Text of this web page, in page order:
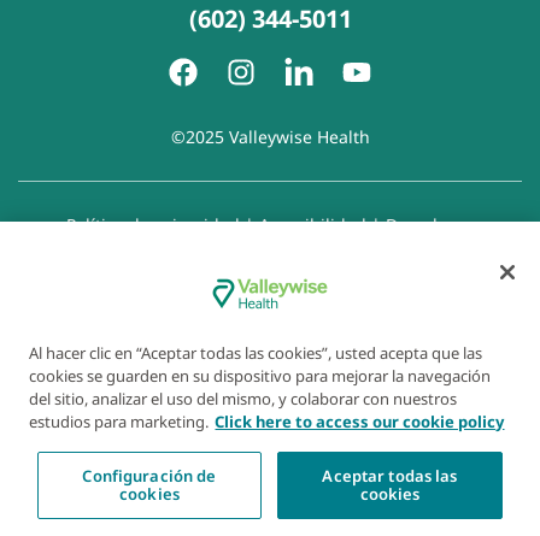
(602) 344-5011
©2025 Valleywise Health
Política de privacidad|Accesibilidad|Derechos y
Aviso de Prohibición de la Discriminación
Exención de responsabilidad con respecto a sitios web
Al hacer clic en “Aceptar todas las cookies”, usted acepta que las
cookies se guarden en su dispositivo para mejorar la navegación
del sitio, analizar el uso del mismo, y colaborar con nuestros
estudios para marketing. Click here to access our cookie policy
Configuración de
cookies
Aceptar todas las
cookies